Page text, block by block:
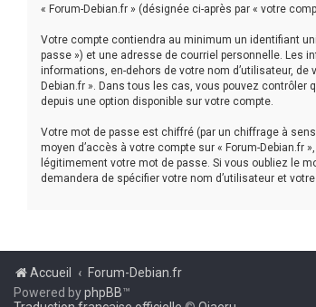
« Forum-Debian.fr » (désignée ci-après par « votre
Votre compte contiendra au minimum un identifiant
passe ») et une adresse de courriel personnelle. Les
informations, en-dehors de votre nom d’utilisateur,
Debian.fr ». Dans tous les cas, vous pouvez
depuis une option disponible sur votre compte.
Votre mot de passe est chiffré (par un chiffrage à
moyen d’accès à votre compte sur « Forum-Debian.fr
légitimement votre mot de passe. Si vous oubliez le
demandera de spécifier votre nom d’utilisateur et
Accueil Forum-Debian.fr
Powered byphpBB™